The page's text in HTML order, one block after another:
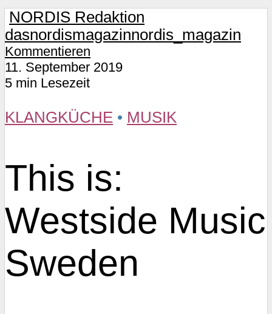
NORDIS Redaktion
dasnordismagazinnordis_magazin
Kommentieren
11. September 2019
5 min Lesezeit
KLANGKÜCHE • MUSIK
This is:
Westside Music
Sweden